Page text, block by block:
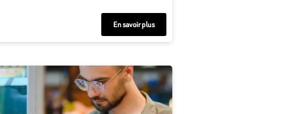
En savoir plus